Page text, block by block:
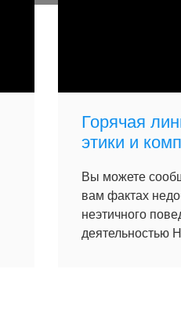
Горячая
этики и
Вы можете
вам фактах
неэтичного
деятельностью